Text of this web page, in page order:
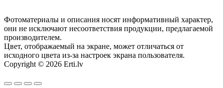
Фотоматериалы и описания носят информативный характер,
они не исключают несоответствия продукции, предлагаемой
производителем.
Цвет, отображаемый на экране, может отличаться от
исходного цвета из-за настроек экрана пользователя.
Copyright © 2026 Erti.lv